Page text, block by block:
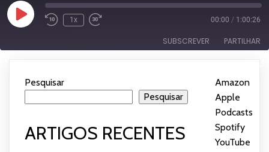
Reproduzir
episódio
1x 00:00 / 1:00:26
SUBSCREVER PARTILHAR
YouTube
INCORPORAR
Amazon
Apple
Podcasts
Spotify
YouTube
Pesquisar
Pesquisar
ARTIGOS RECENTES